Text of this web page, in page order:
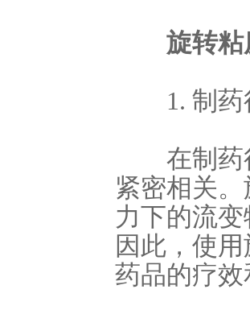
旋转粘
1. 制药
在制药行
紧密相关
力下的流
因此，使
药品的疗